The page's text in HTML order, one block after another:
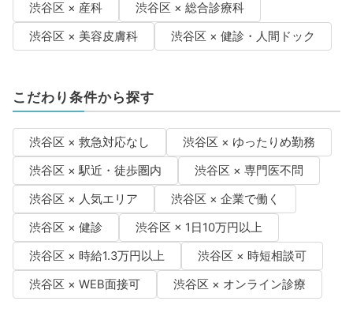
渋谷区 × 産科
渋谷区 × 総合診療科
渋谷区 × 美容皮膚科
渋谷区 × 健診・人間ドック
こだわり条件から探す
渋谷区 × 救急対応なし
渋谷区 × ゆったりめ勤務
渋谷区 × 駅近・徒歩圏内
渋谷区 × 専門医不問
渋谷区 × 人気エリア
渋谷区 × 企業で働く
渋谷区 × 健診
渋谷区 × 1日10万円以上
渋谷区 × 時給1.3万円以上
渋谷区 × 時短相談可
渋谷区 × WEB面接可
渋谷区 × オンライン診療